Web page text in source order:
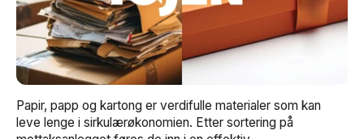
Papir, papp og kartong er verdifulle materialer som kan
leve lenge i sirkulærøkonomien. Etter sortering på